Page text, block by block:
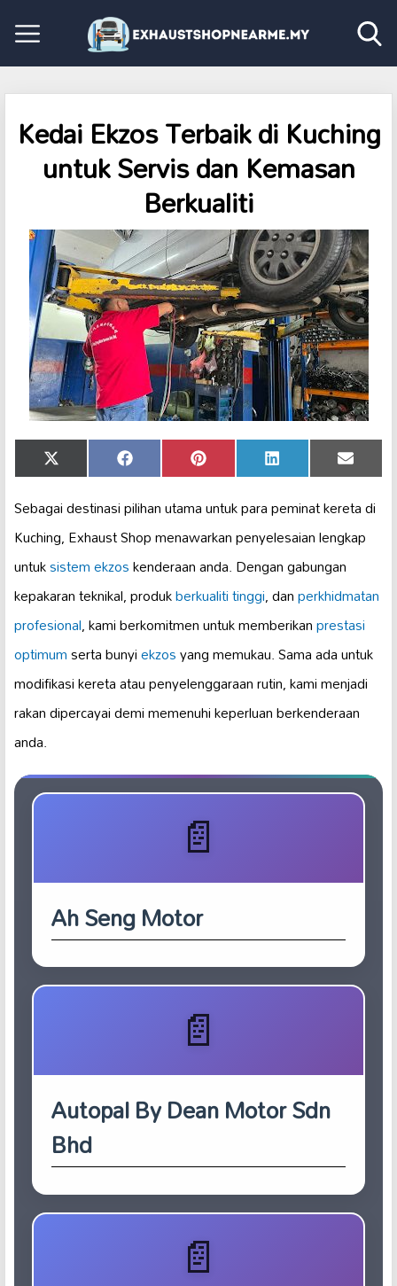
Kedai Ekzos Terbaik di Kuching
untuk Servis dan Kemasan
Berkualiti
Share
on
X
(Twitter)
Share
on
Facebook Share
on
Pinterest Share
on
LinkedIn Share
on
Email
Sebagai destinasi pilihan utama untuk para peminat kereta di
Kuching, Exhaust Shop menawarkan penyelesaian lengkap
untuksistem ekzoskenderaan anda. Dengan gabungan
kepakaran teknikal, produkberkualiti tinggi, danperkhidmatan
profesional, kami berkomitmen untuk memberikanprestasi
optimumserta bunyiekzosyang memukau. Sama ada untuk
modifikasi kereta atau penyelenggaraan rutin, kami menjadi
rakan dipercayai demi memenuhi keperluan berkenderaan
anda.
Ah Seng Motor
Autopal By Dean Motor Sdn
Bhd